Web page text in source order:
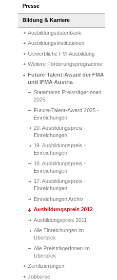
Presse
Bildung & Karriere
Ausbildungsdatenbank
Ausbildungsinstitutionen
Gewerbliche FM-Ausbildung
Weitere Förderungsprogramme
Future-Talent-Award der FMA
und IFMA Austria
Statements PreisträgerInnen
2025
Future-Talent-Award 2025 -
Einreichungen
20. Ausbildungspreis -
Einreichungen
19. Ausbildungspreis -
Einreichungen
18. Ausbildungspreis -
Einreichungen
17. Ausbildungspreis -
Einreichungen
Einreichungen Archiv
Ausbildungspreis 2012
Ausbildungspreis 2011
Alle Einreichungen im
Überblick
Alle PreisträgerInnen im
Überblick
Zertifizierungen
Jobbörse